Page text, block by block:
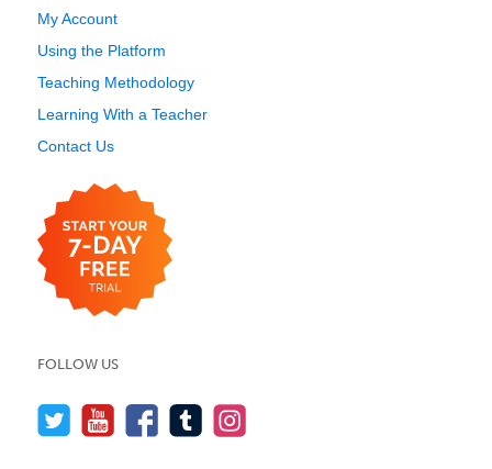
My Account
Using the Platform
Teaching Methodology
Learning With a Teacher
Contact Us
FOLLOW US